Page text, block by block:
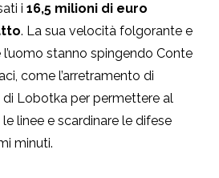
i 16,5 milioni di euro
. La sua velocità folgorante e
stanno spingendo Conte
come l’arretramento di
di Lobotka per permettere al
linee e scardinare le difese
minuti.